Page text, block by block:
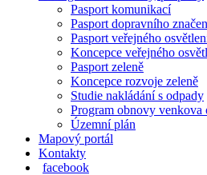
Pasport komunikací
Pasport dopravního
Pasport veřejného
Koncepce veřejného
Pasport zeleně
Koncepce rozvoje zeleně
Studie nakládání s odpady
Program obnovy venkova
Územní plán
Mapový portál
Kontakty
facebook